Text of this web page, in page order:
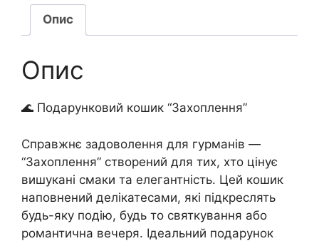
Опис
Опис
🌊 Подарунковий кошик “Захоплення”
Справжнє задоволення для гурманів —
“Захоплення” створений для тих, хто цінує
вишукані смаки та елегантність. Цей кошик
наповнений делікатесами, які підкреслять
будь-яку подію, будь то святкування або
романтична вечеря. Ідеальний подарунок